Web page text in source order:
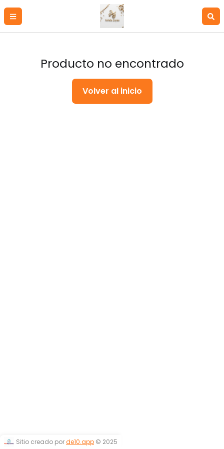
Producto no encontrado
Volver al inicio
Sitio creado porde10.app © 2025